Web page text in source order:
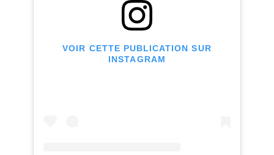
VOIR CETTE PUBLICATION SUR
INSTAGRAM